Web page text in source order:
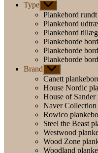
Type Vis
undermenu
Plankebord rundt
Plankebord
Plankebord
Plankeborde
Plankeborde
Plankeborde
Brand Vis
undermenu
Canett
House Nordic
House of Sander
Naver Collection
Rowico
Steel the Beast
Westwood
Wood Zone
Woodland